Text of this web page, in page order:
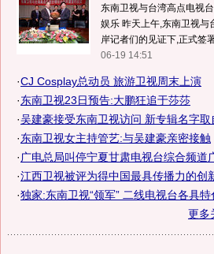
东南卫视与台湾高点电视
娱乐 昨天上午,东南卫视与
岸记者们的见证下,正式签
06-19 14:51
·CJ Cosplay总动员 旅游卫视周末上演
·东南卫视23日预告:大鹏狂追于莎莎
·吴建豪接受东南卫视访问 新专辑名字取
·东南卫视女主持管艺:与吴建豪亲密接触
· 广电总局叫停宁夏甘肃电视台综合频道
·江西卫视被评为得中国最具传播力的创
·独家:东南卫视“领军” 二线电视台各具特
更多